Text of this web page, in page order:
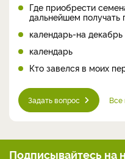
Где приобрести
дальнейшем получать
календарь-на декабрь
календарь
Кто завелся в моих
Задать вопрос Все
Подписывайтесь на